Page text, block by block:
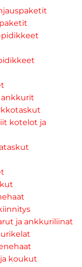
pidikkeet
ankkurit
kotelot ja
ja ankkuriliinat
koukut